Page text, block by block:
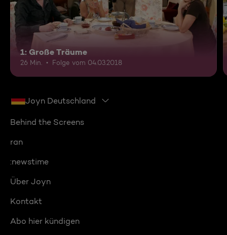
1: Große Träume
26 Min. Folge vom 04.03.2018
Joyn Deutschland
Behind the Screens
ran
:newstime
Über Joyn
Kontakt
Abo hier kündigen